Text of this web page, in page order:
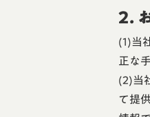
2.
(1)当
正な
(2)当
て提